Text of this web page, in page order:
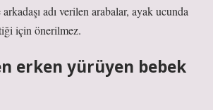
adı verilen arabalar, ayak ucunda
için önerilmez.
erken yürüyen bebek